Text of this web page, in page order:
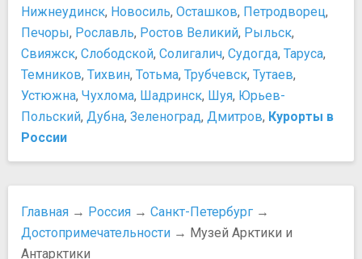
Сфинксы на Университетской набережной
Парки и природные достопримечательности
Александровский парк
Летний сад
Михайловский сад
Московский парк Победы
Парк 300-летия
Петергоф. Нижний парк
Кирова
Площади, улицы, фонтаны, районы
Нижнеудинск, Новосиль, Осташков, Петродворец,
Печоры, Рославль, Ростов Великий, Рыльск,
Свияжск, Слободской, Солигалич, Судогда, Таруса,
Темников, Тихвин, Тотьма, Трубчевск, Тутаев,
Устюжна, Чухлома, Шадринск, Шуя, Юрьев-
Польский, Дубна, Зеленоград, Дмитров, Курорты в
России
Главная → Россия → Санкт-Петербург →
Достопримечательности → Музей Арктики и
Антарктики